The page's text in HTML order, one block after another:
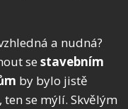
a nudná?
se stavebním
by bylo jistě
se mýlí. Skvělým